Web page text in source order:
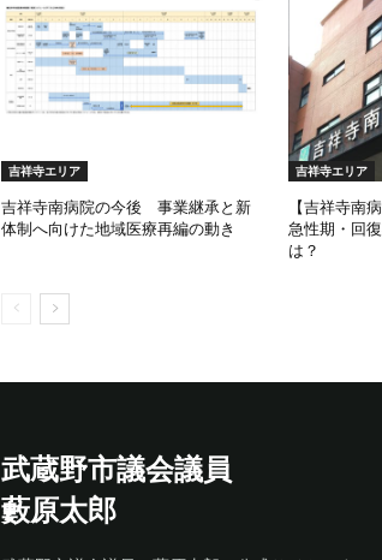
吉祥寺エリア
吉祥寺南病院の今後 事業継承と新
体制へ向けた地域医療再編の動き
吉祥寺エリア
【吉祥寺南
急性期・回
は？
武蔵野市議会議員
藪原太郎